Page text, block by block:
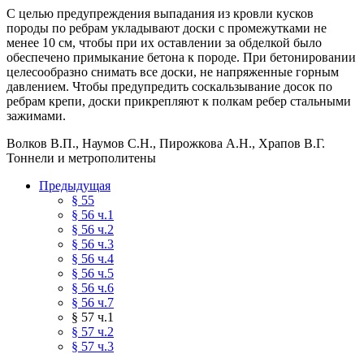
С целью предупреждения выпадания из кровли кусков
породы по ребрам укладывают доски с промежутками не
менее 10 см, чтобы при их оставлении за обделкой было
обеспечено примыкание бетона к породе. При бетонировании
целесообразно снимать все доски, не напряженные горным
давлением. Чтобы предупредить соскальзывание досок по
ребрам крепи, доски прикрепляют к полкам ребер стальными
зажимами.
Волков В.П., Наумов С.Н., Пирожкова А.Н., Храпов В.Г.
Тоннели и метрополитены
Предыдущая
§ 55
§ 56 ч.1
§ 56 ч.2
§ 56 ч.3
§ 56 ч.4
§ 56 ч.5
§ 56 ч.6
§ 56 ч.7
§ 57 ч.1
§ 57 ч.2
§ 57 ч.3